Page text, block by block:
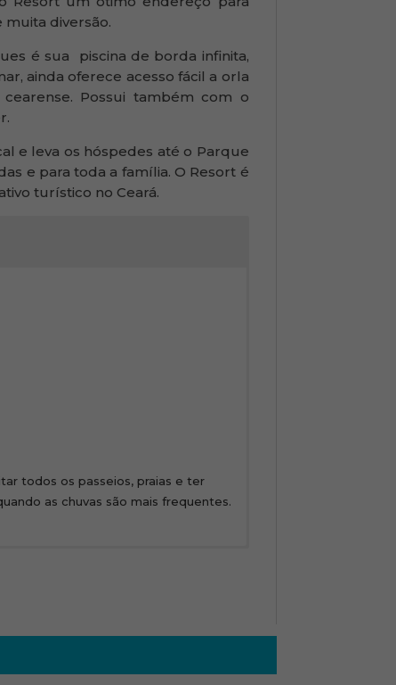
muita diversão.
é sua piscina de borda infinita,
ainda oferece acesso fácil a orla
Possui também com o
e leva os hóspedes até o Parque
e para toda a família. O Resort é
turístico no Ceará.
todos os passeios, praias e ter
as chuvas são mais frequentes.